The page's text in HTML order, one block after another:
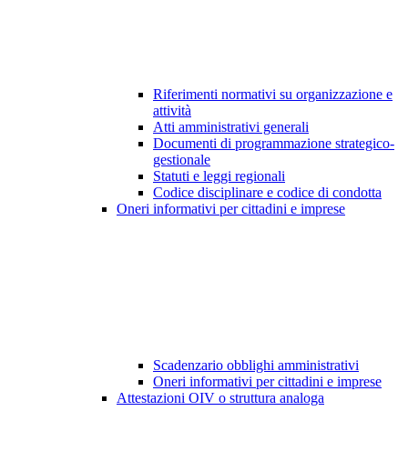
Riferimenti normativi su organizzazione e
attività
Atti amministrativi generali
Documenti di programmazione strategico-
gestionale
Statuti e leggi regionali
Codice disciplinare e codice di condotta
Oneri informativi per cittadini e imprese
Scadenzario obblighi amministrativi
Oneri informativi per cittadini e imprese
Attestazioni OIV o struttura analoga